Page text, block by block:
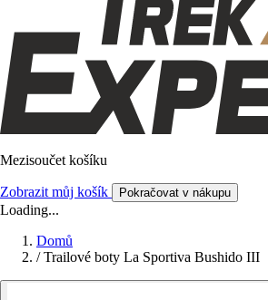
Mezisoučet košíku
Zobrazit můj košík Pokračovat v nákupu
Loading...
Domů
/ Trailové boty La Sportiva Bushido III